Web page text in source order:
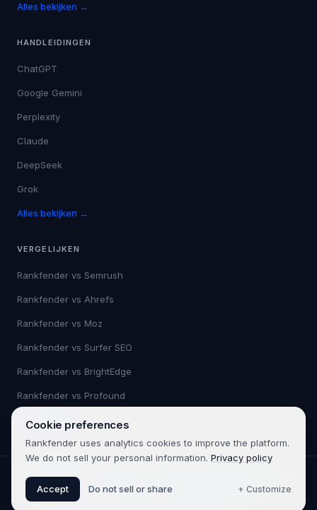
Alles bekijken →
HANDLEIDINGEN
ChatGPT
Google Gemini
Perplexity
Claude
DeepSeek
Grok
Alles bekijken →
VERGELIJKEN
Rankfender vs Semrush
Rankfender vs Ahrefs
Rankfender vs Moz
Rankfender vs Surfer SEO
Rankfender vs BrightEdge
Rankfender vs Profound
Alles bekijken →
©2026Rankfender.
product van 361SEO.
Privacybeleid
Cookie preferences
Rankfender uses analytics cookies to improve the platform.
We do not sell your personal information. Privacy policy
Accept Do not sell or share + Customize